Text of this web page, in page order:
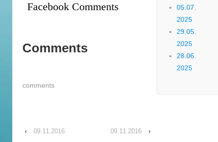
Facebook Comments
Comments
comments
‹ 09.11.2016 09.11.2016 ›
05.07.
2025
29.05.
2025
28.06.
2025